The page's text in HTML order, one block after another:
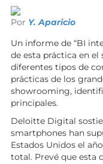
Por Y. Aparicio
Un informe de “BI
de esta práctica en
diferentes tipos de
prácticas de los
showrooming,
principales.
Deloitte Digital
smartphones han
Estados Unidos el
total. Prevé que esta